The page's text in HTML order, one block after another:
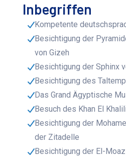
Inbegriffen
Kompetente
Besichtigung der
von Gizeh
Besichtigung der Sphinx
Besichtigung des
Das Grand Ägyptische
Besuch des Khan El
Besichtigung der
der Zitadelle
Besichtigung der El-